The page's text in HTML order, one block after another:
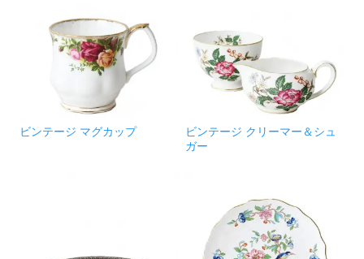
ビンテージ マグカップ
ビンテージ クリーマー＆シュ
ガー